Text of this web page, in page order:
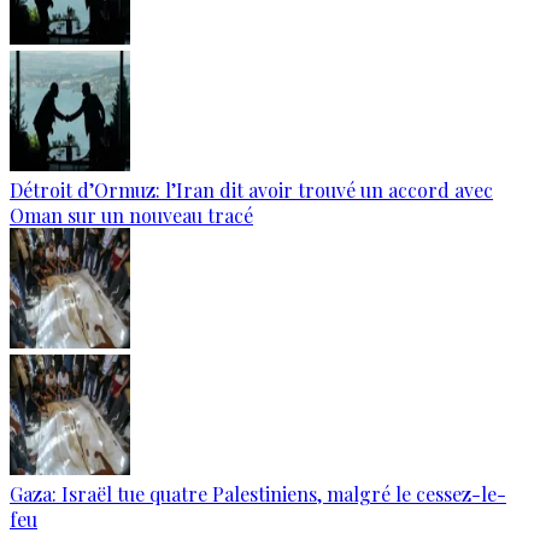
Détroit d’Ormuz: l’Iran dit avoir trouvé un accord avec
Oman sur un nouveau tracé
Gaza: Israël tue quatre Palestiniens, malgré le cessez-le-
feu